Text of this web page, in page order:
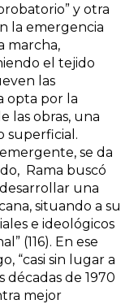
y otra
la emergencia
marcha,
el tejido
las
opta por la
las obras, una
superficial.
se da
Rama buscó
una
situando a su
e ideológicos
(116). En ese
“casi sin lugar a
décadas de 1970
mejor